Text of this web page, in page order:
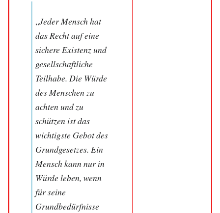
„Jeder Mensch hat
das Recht auf eine
sichere Existenz und
gesellschaftliche
Teilhabe. Die Würde
des Menschen zu
achten und zu
schützen ist das
wichtigste Gebot des
Grundgesetzes. Ein
Mensch kann nur in
Würde leben, wenn
für seine
Grundbedürfnisse